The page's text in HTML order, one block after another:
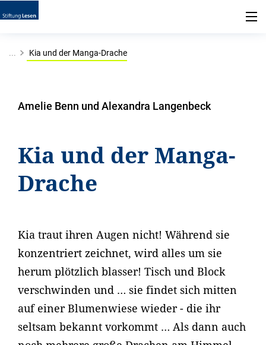
... Kia und der Manga-Drache
Amelie Benn und Alexandra Langenbeck
Kia und der Manga-
Drache
Kia traut ihren Augen nicht! Während sie
konzentriert zeichnet, wird alles um sie
herum plötzlich blasser! Tisch und Block
verschwinden und … sie findet sich mitten
auf einer Blumenwiese wieder - die ihr
seltsam bekannt vorkommt … Als dann auch